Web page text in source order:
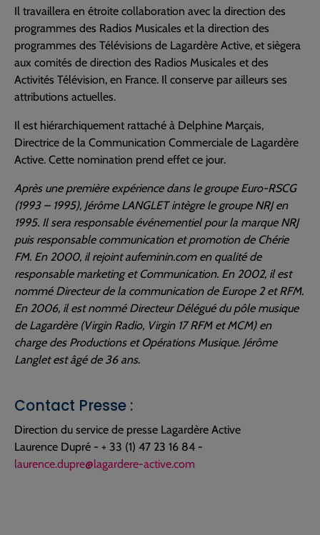
Il travaillera en étroite collaboration avec la direction des
programmes des Radios Musicales et la direction des
programmes des Télévisions de Lagardère Active, et siègera
aux comités de direction des Radios Musicales et des
Activités Télévision, en France. Il conserve par ailleurs ses
attributions actuelles.
Il est hiérarchiquement rattaché à Delphine Marçais,
Directrice de la Communication Commerciale de Lagardère
Active. Cette nomination prend effet ce jour.
Après une première expérience dans le groupe Euro-RSCG
(1993 – 1995), Jérôme LANGLET intègre le groupe NRJ en
1995. Il sera responsable événementiel pour la marque NRJ
puis responsable communication et promotion de Chérie
FM. En 2000, il rejoint aufeminin.com en qualité de
responsable marketing et Communication. En 2002, il est
nommé Directeur de la communication de Europe 2 et RFM.
En 2006, il est nommé Directeur Délégué du pôle musique
de Lagardère (Virgin Radio, Virgin 17 RFM et MCM) en
charge des Productions et Opérations Musique. Jérôme
Langlet est âgé de 36 ans.
Contact Presse :
Direction du service de presse Lagardère Active
Laurence Dupré - + 33 (1) 47 23 16 84 -
laurence.dupre@lagardere-active.com